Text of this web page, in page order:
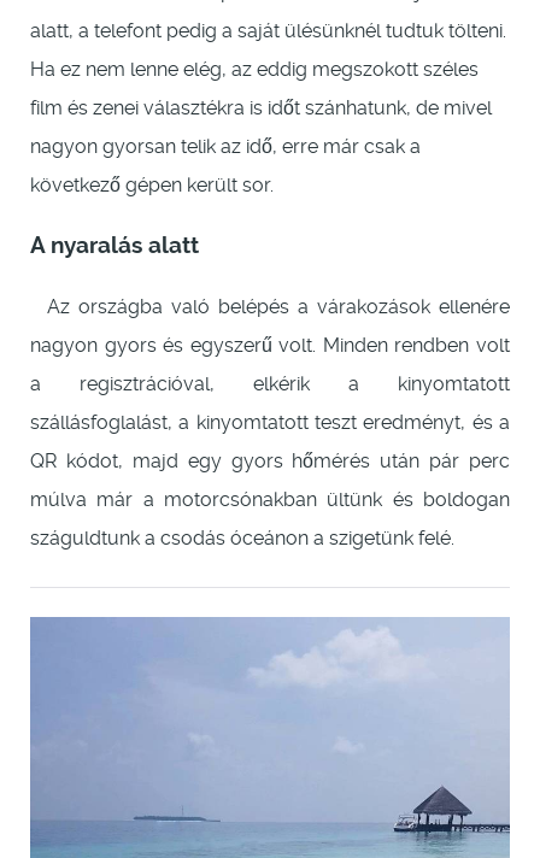
alatt, a telefont pedig a saját ülésünknél tudtuk tölteni.
Ha ez nem lenne elég, az eddig megszokott széles
film és zenei választékra is időt szánhatunk, de mivel
nagyon gyorsan telik az idő, erre már csak a
következő gépen került sor.
A nyaralás alatt
Az országba való belépés a várakozások ellenére
nagyon gyors és egyszerű volt. Minden rendben volt
a regisztrációval, elkérik a kinyomtatott
szállásfoglalást, a kinyomtatott teszt eredményt, és a
QR kódot, majd egy gyors hőmérés után pár perc
múlva már a motorcsónakban ültünk és boldogan
száguldtunk a csodás óceánon a szigetünk felé.